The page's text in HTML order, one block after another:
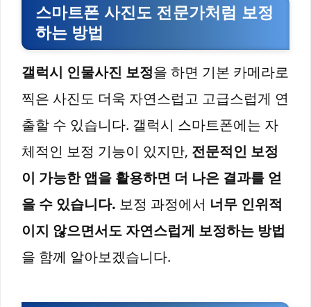
스마트폰 사진도 전문가처럼 보정
하는 방법
갤럭시 인물사진 보정을 하면 기본 카메라로
찍은 사진도 더욱 자연스럽고 고급스럽게 연
출할 수 있습니다. 갤럭시 스마트폰에는 자
체적인 보정 기능이 있지만, 전문적인 보정
이 가능한 앱을 활용하면 더 나은 결과를 얻
을 수 있습니다. 보정 과정에서 너무 인위적
이지 않으면서도 자연스럽게 보정하는 방법
을 함께 알아보겠습니다.